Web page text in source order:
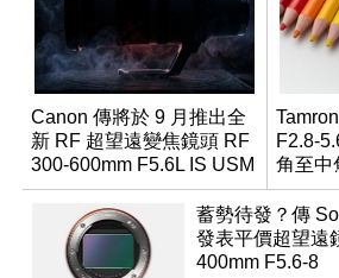
Canon 傳將於 9 月推出全
新 RF 超望遠變焦鏡頭 RF
300-600mm F5.6L IS USM
F2.8-
角至中
升級
蓄勢待發？傳
發表平價超望遠
400mm F5.6-8